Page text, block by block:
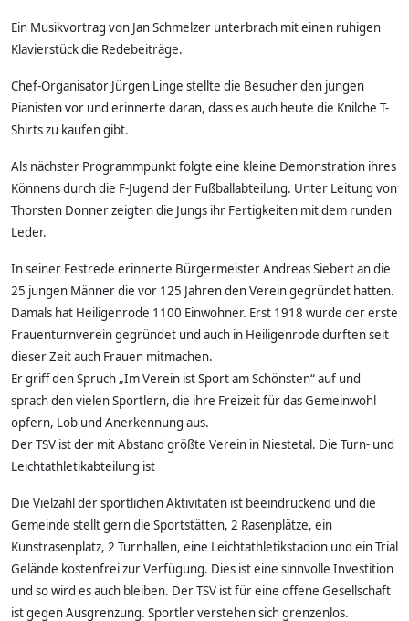
Ein Musikvortrag von Jan Schmelzer unterbrach mit einen ruhigen
Klavierstück die Redebeiträge.
Chef-Organisator Jürgen Linge stellte die Besucher den jungen
Pianisten vor und erinnerte daran, dass es auch heute die Knilche T-
Shirts zu kaufen gibt.
Als nächster Programmpunkt folgte eine kleine Demonstration ihres
Könnens durch die F-Jugend der Fußballabteilung. Unter Leitung von
Thorsten Donner zeigten die Jungs ihr Fertigkeiten mit dem runden
Leder.
In seiner Festrede erinnerte Bürgermeister Andreas Siebert an die
25 jungen Männer die vor 125 Jahren den Verein gegründet hatten.
Damals hat Heiligenrode 1100 Einwohner. Erst 1918 wurde der erste
Frauenturnverein gegründet und auch in Heiligenrode durften seit
dieser Zeit auch Frauen mitmachen.
Er griff den Spruch „Im Verein ist Sport am Schönsten“ auf und
sprach den vielen Sportlern, die ihre Freizeit für das Gemeinwohl
opfern, Lob und Anerkennung aus.
Der TSV ist der mit Abstand größte Verein in Niestetal. Die Turn- und
Leichtathletikabteilung ist
Die Vielzahl der sportlichen Aktivitäten ist beeindruckend und die
Gemeinde stellt gern die Sportstätten, 2 Rasenplätze, ein
Kunstrasenplatz, 2 Turnhallen, eine Leichtathletikstadion und ein Trial
Gelände kostenfrei zur Verfügung. Dies ist eine sinnvolle Investition
und so wird es auch bleiben. Der TSV ist für eine offene Gesellschaft
ist gegen Ausgrenzung. Sportler verstehen sich grenzenlos.